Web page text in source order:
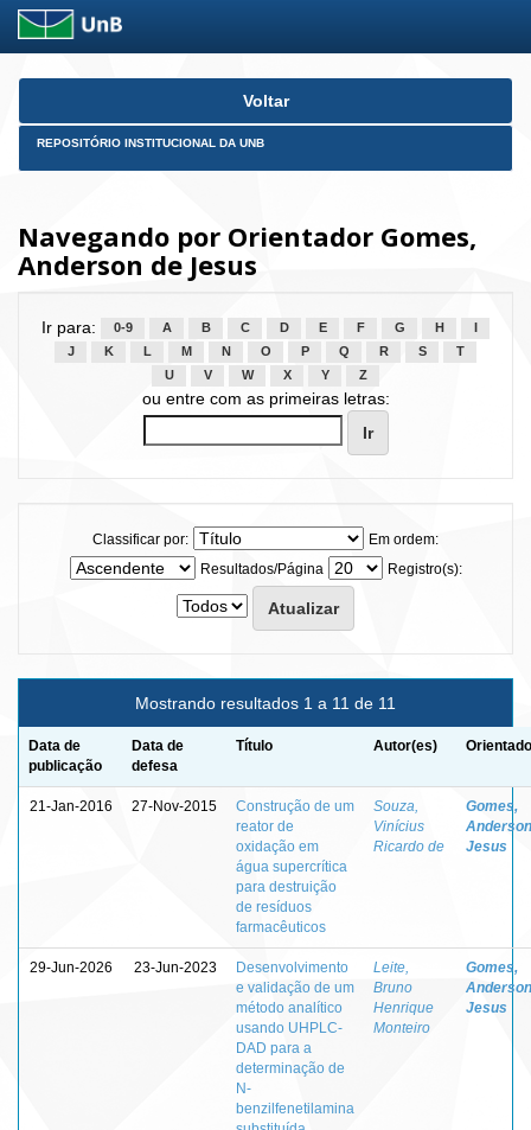
Skip
Voltar
REPOSITÓRIO INSTITUCIONAL DA UNB
Navegando por Orientador Gomes,
Anderson de Jesus
Ir para: 0-9 A B C D E F G H
J
K L M N O P Q R S
T
U
V W X Y Z
ou entre com as primeiras letras:
Classificar por:
Em ordem:
Resultados/Página
Registro(s):
Mostrando resultados 1 a 11 de 11
Data de
publicação
Data de
defesa
Título Autor(es)
21-Jan-2016 27-Nov-2015
Construção de um
reator de
oxidação em
água supercrítica
para destruição
de resíduos
farmacêuticos
Souza,
Vinícius
Ricardo de
Gomes,
Jesus
29-Jun-2026 23-Jun-2023
Desenvolvimento
e validação de um
método analítico
usando UHPLC-
DAD para a
determinação de
N-
benzilfenetilamina
Leite,
Bruno
Henrique
Monteiro
Gomes,
Jesus